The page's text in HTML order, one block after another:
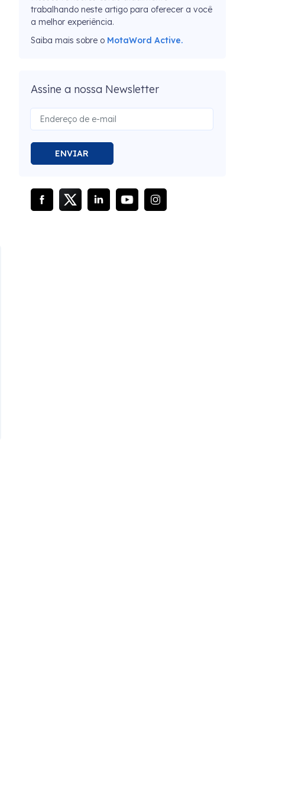
trabalhando neste artigo para oferecer a você
a melhor experiência.
Saiba mais sobre o MotaWord Active.
Assine a nossa Newsletter
ENVIAR